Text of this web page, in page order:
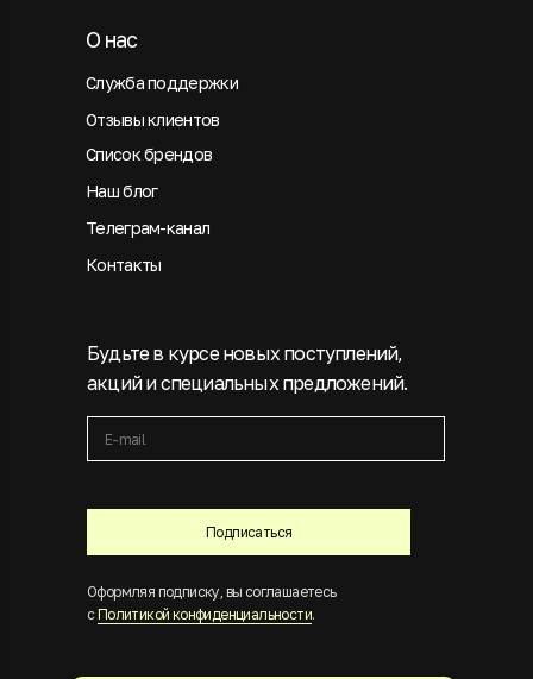
Подписаться
Будьте в курсе новых поступлений,
акций и специальных предложений.
Оформляя подписку, вы соглашаетесь
с Политикой конфиденциальности.
Служба поддержки
О нас
Отзывы клиентов
Список брендов
Наш блог
Телеграм-канал
Контакты